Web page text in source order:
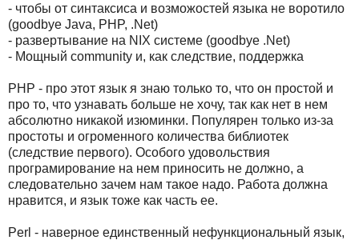
- чтобы от синтаксиса и возможостей языка не воротило
(goodbye Java, PHP, .Net)
- развертывание на NIX системе (goodbye .Net)
- Мощный community и, как следствие, поддержка
PHP - про этот язык я знаю только то, что он простой и
про то, что узнавать больше не хочу, так как нет в нем
абсолютно никакой изюминки. Популярен только из-за
простоты и огроменного количества библиотек
(следствие первого). Особого удовольствия
програмирование на нем приносить не должно, а
следовательно зачем нам такое надо. Работа должна
нравится, и язык тоже как часть ее.
Perl - наверное единственный нефункциональный язык,